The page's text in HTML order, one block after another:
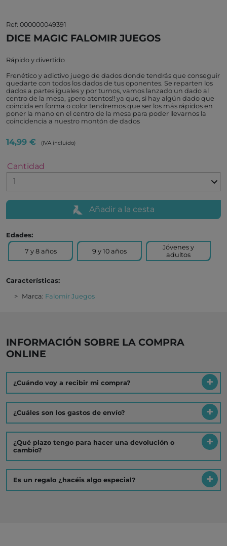
Ref: 000000049391
DICE MAGIC FALOMIR JUEGOS
Rápido y divertido
Frenético y adictivo juego de dados donde tendrás que conseguir
quedarte con todos los dados de tus oponentes. Se reparten los
dados a partes iguales y por turnos, vamos lanzado un dado al
centro de la mesa, ¡¡pero atentos!! ya que, si hay algún dado que
coincida en forma o color tendremos que ser los más rápidos en
poner la mano en el centro de la mesa para poder llevarnos la
coincidencia a nuestro montón de dados
14,99 € (IVA incluido)
Cantidad
Añadir a la cesta
Edades:
7 y 8 años 9 y 10 años
Jóvenes y
adultos
Características:
Marca: Falomir Juegos
INFORMACIÓN SOBRE LA COMPRA
ONLINE
¿Cuándo voy a recibir mi compra?
¿Cuáles son los gastos de envío?
¿Qué plazo tengo para hacer una devolución o
cambio?
Es un regalo ¿hacéis algo especial?